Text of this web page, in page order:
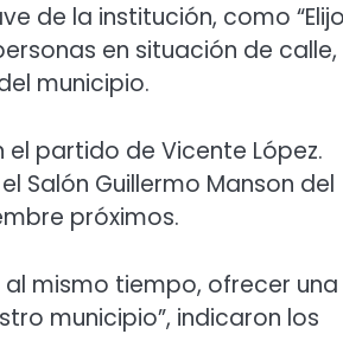
de la institución, como “Elijo
en situación de calle,
municipio.
partido de Vicente López.
Salón Guillermo Manson del
próximos.
mismo tiempo, ofrecer una
municipio”, indicaron los